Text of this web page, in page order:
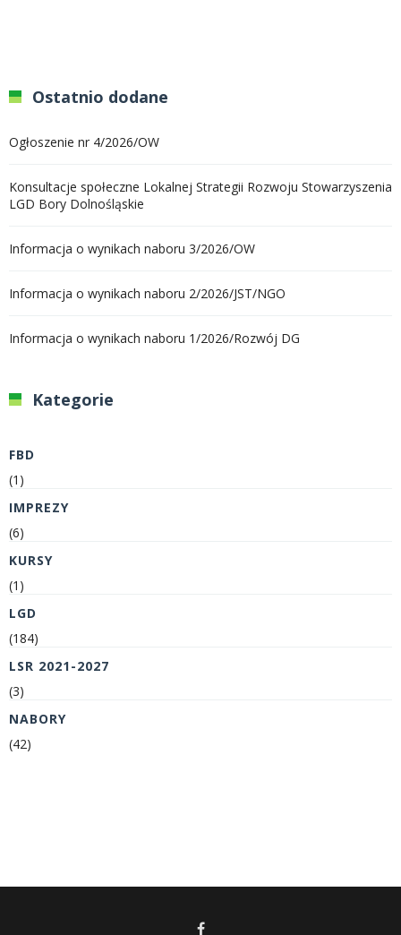
Ostatnio dodane
Ogłoszenie nr 4/2026/OW
Konsultacje społeczne Lokalnej Strategii Rozwoju Stowarzyszenia
LGD Bory Dolnośląskie
Informacja o wynikach naboru 3/2026/OW
Informacja o wynikach naboru 2/2026/JST/NGO
Informacja o wynikach naboru 1/2026/Rozwój DG
Kategorie
FBD
(1)
IMPREZY
(6)
KURSY
(1)
LGD
(184)
LSR 2021-2027
(3)
NABORY
(42)